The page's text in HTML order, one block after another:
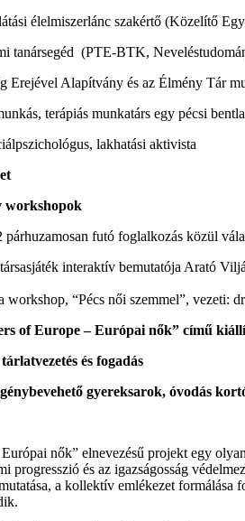
élelmiszerlánc szakértő (Közelítő
tanársegéd (PTE-BTK,
Erejével Alapítvány és az Élmény Tár
terápiás munkatárs egy pécsi
lakhatási aktivista
workshopok
párhuzamosan futó foglalkozás közül
társasjáték interaktív bemutatója Arató
“Pécs női szemmel”, vezeti:
of Europe – Európai nők” című
és fogadás
gyereksarok, óvodás
nők” elnevezésű projekt egy
progresszió és az igazságosság
a kollektív emlékezet